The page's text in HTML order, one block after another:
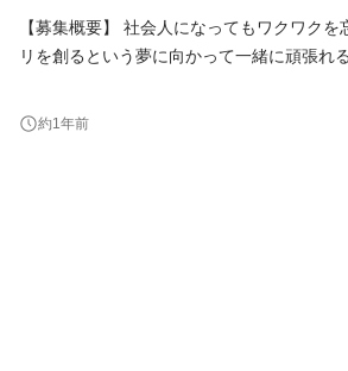
【募集概要】 社会人になってもワクワク
リを創るという夢に向かって一緒に頑張れ
まで幅広い業務に挑戦したい方 ・世の中を
ットサービスを生み出したい方 ・世界中の
約1年前